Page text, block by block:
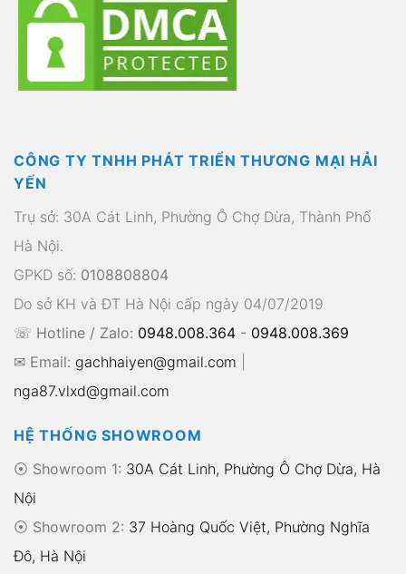
CÔNG TY TNHH PHÁT TRIỂN THƯƠNG MẠI HẢI
YẾN
Trụ sở: 30A Cát Linh, Phường Ô Chợ Dừa, Thành Phố
Hà Nội.
GPKD số: 0108808804
Do sở KH và ĐT Hà Nội cấp ngày 04/07/2019
☏ Hotline / Zalo: 0948.008.364 - 0948.008.369
✉ Email: gachhaiyen@gmail.com
nga87.vlxd@gmail.com
HỆ THỐNG SHOWROOM
⦿ Showroom 1: 30A Cát Linh, Phường Ô Chợ Dừa, Hà
Nội
⦿ Showroom 2: 37 Hoàng Quốc Việt, Phường Nghĩa
Đô, Hà Nội